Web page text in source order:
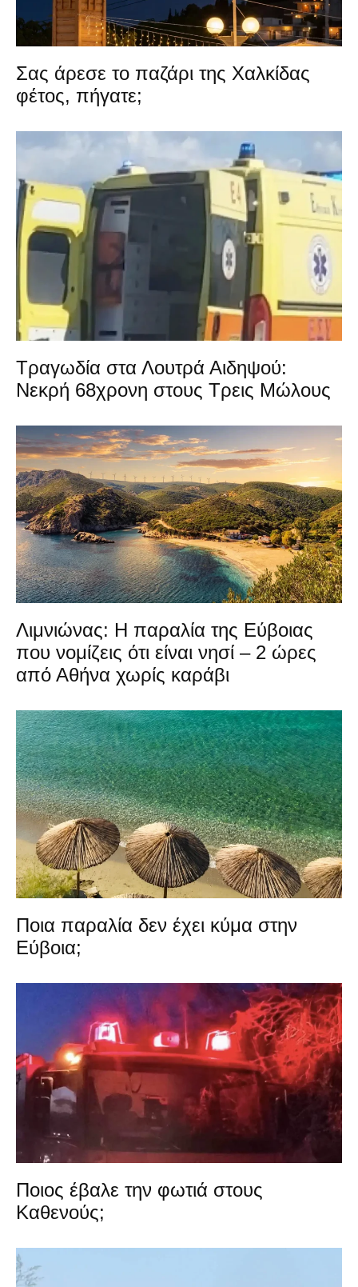
Σας άρεσε το παζάρι της Χαλκίδας
φέτος, πήγατε;
Τραγωδία στα Λουτρά Αιδηψού:
Νεκρή 68χρονη στους Τρεις Μώλους
Λιμνιώνας: Η παραλία της Εύβοιας
που νομίζεις ότι είναι νησί – 2 ώρες
από Αθήνα χωρίς καράβι
Ποια παραλία δεν έχει κύμα στην
Εύβοια;
Ποιος έβαλε την φωτιά στους
Καθενούς;